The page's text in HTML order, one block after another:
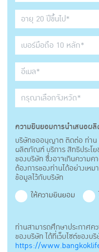
ความยินยอมการนำเสนอ
บริษัทขออนุญาต ติดต่อ ท่าน
ผลิตภัณฑ์ บริการ สิทธิประโ
ของบริษัท ซึ่งอาจเกินความ
ต้องการของท่านได้อย่างเห
ข้อมูลไว้กับบริษัท
ให้ความยินยอม
ท่านสามารถศึกษาประกาศ
ของบริษัท ได้ที่เว็บไซต์ของบ
https://